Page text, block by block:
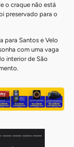
o craque não está
preservado para o
para Santos e Velo
com uma vaga
interior de São